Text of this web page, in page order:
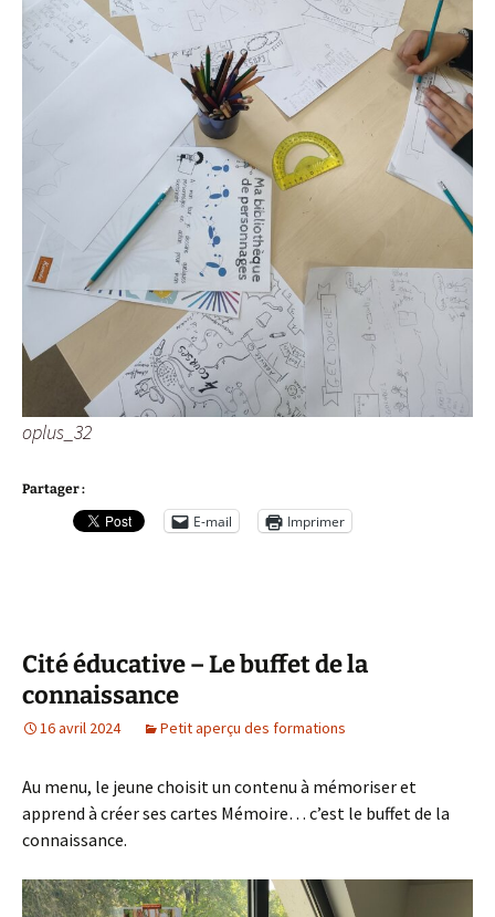
oplus_32
Partager :
E-mail Imprimer
Cité éducative – Le buffet de la
connaissance
16 avril 2024 Petit aperçu des formations
Au menu, le jeune choisit un contenu à mémoriser et
apprend à créer ses cartes Mémoire… c’est le buffet de la
connaissance.